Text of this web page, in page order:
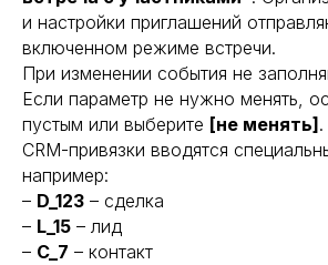
и настройки приглашений
включенном режиме встречи.
При изменении события не
Если параметр не нужно менять,
пустым или выберите [не менять].
CRM-привязки вводятся
например:
– D_123 – сделка
– L_15 – лид
– C_7 – контакт